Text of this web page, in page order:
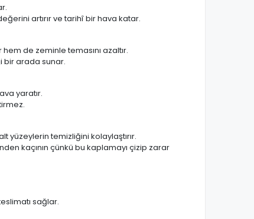
artırır ve tarihî bir hava katar.
de zeminle temasını azaltır.
bir arada sunar.
yaratır.
yüzeylerin temizliğini kolaylaştırır.
kaçının çünkü bu kaplamayı çizip zarar
sağlar.